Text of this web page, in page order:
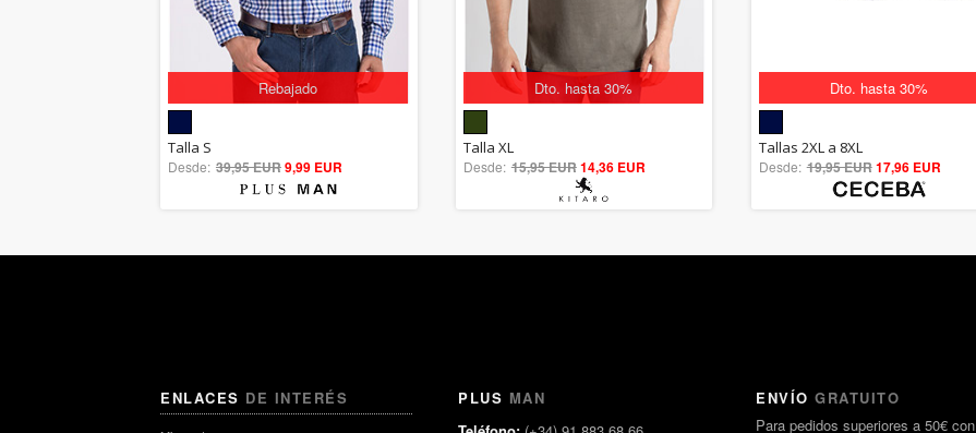
Rebajado
out of 5
Talla S
Desde: 39,95 EUR9,99 EUR
Dto. hasta 30%
out of 5
Talla XL
Desde: 15,95 EUR14,36 EUR
Dto. hasta 30%
5.00
out of 5
Tallas 2XL a 8XL
Desde: 19,95 EUR17,96 EUR
ENLACES DE INTERÉS PLUS MAN
ENVÍO GRATUITO
Para pedidos superiores a 50€ con